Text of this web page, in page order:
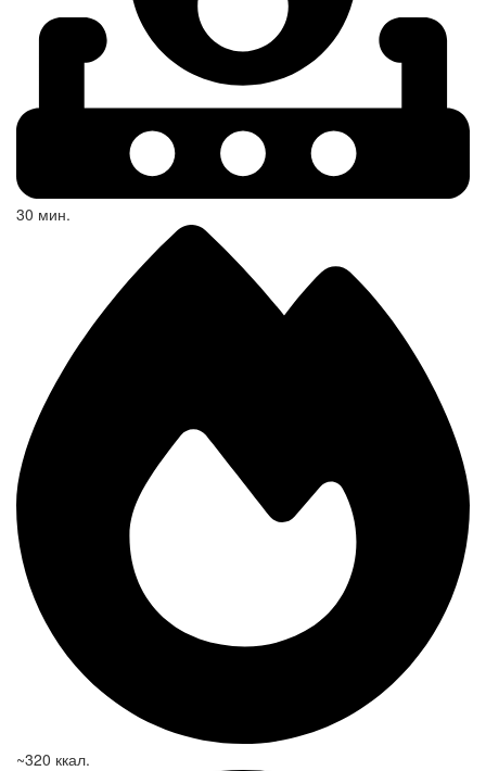
30 мин.
~320 ккал.